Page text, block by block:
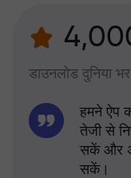
डाउनलोड दुनिया
हमने ऐप
तेजी से
सकें और
सकें।